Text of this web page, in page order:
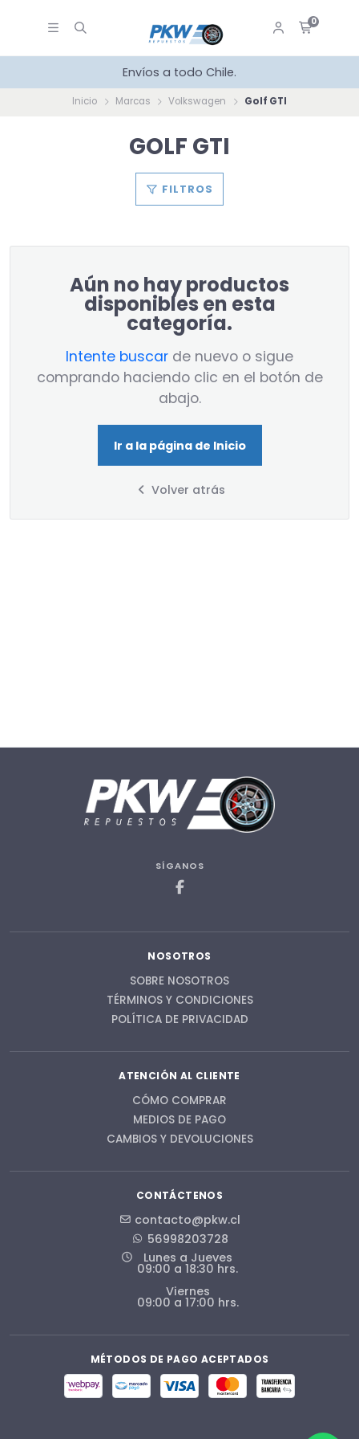
0
Envíos a todo Chile.
Inicio Marcas Volkswagen Golf GTI
GOLF GTI
FILTROS
Aún no hay productos
disponibles en esta
categoría.
Intente buscar de nuevo o sigue
comprando haciendo clic en el botón de
abajo.
Ir a la página de Inicio
Volver atrás
SÍGANOS
NOSOTROS
SOBRE NOSOTROS
TÉRMINOS Y CONDICIONES
POLÍTICA DE PRIVACIDAD
ATENCIÓN AL CLIENTE
CÓMO COMPRAR
MEDIOS DE PAGO
CAMBIOS Y DEVOLUCIONES
CONTÁCTENOS
contacto@pkw.cl
56998203728
Lunes a Jueves
09:00 a 18:30 hrs.
Viernes
09:00 a 17:00 hrs.
MÉTODOS DE PAGO ACEPTADOS